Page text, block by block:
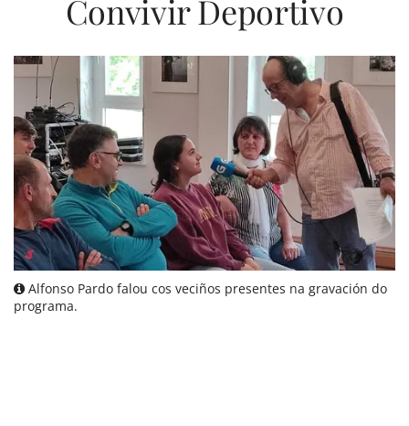
Convivir Deportivo
Alfonso Pardo falou cos veciños presentes na gravación do
programa.